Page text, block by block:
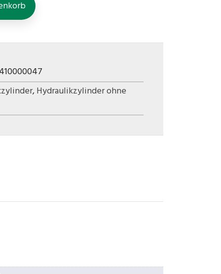
,Hydraulikzylinder ohne